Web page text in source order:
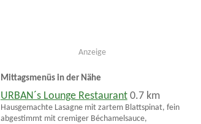
Anzeige
Mittagsmenüs in der Nähe
URBAN´s Lounge Restaurant 0.7 km
Hausgemachte Lasagne mit zartem Blattspinat, fein
abgestimmt mit cremiger Béchamelsauce,